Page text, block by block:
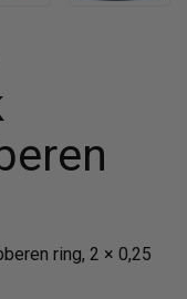
ring, 2 × 0,25